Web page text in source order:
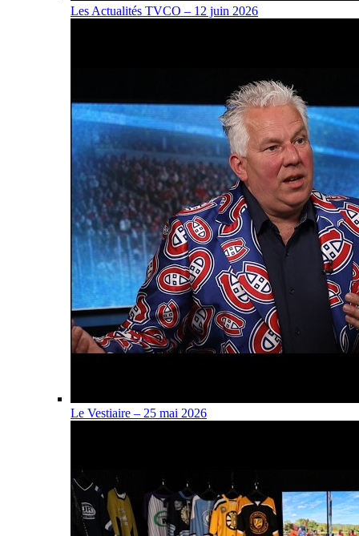
Les Actualités TVCO – 12 juin 2026
Le Vestiaire – 25 mai 2026